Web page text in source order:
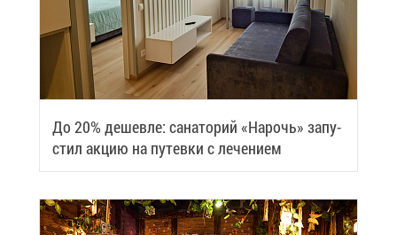
До 20% де­шев­ле: са­на­то­рий «На­рочь» за­пу­
стил ак­цию на пу­тев­ки с ле­че­ни­ем